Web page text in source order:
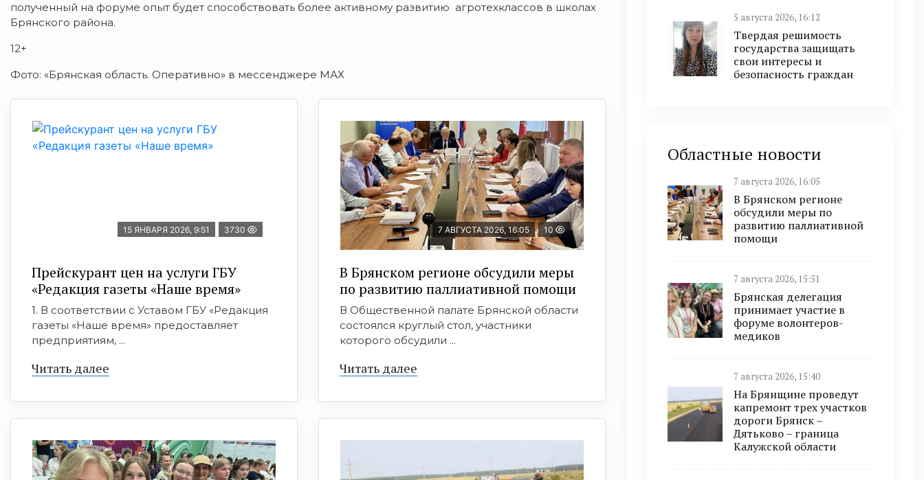
полученный на форуме опыт будет способствовать более активному развитию агротехклассов в школах
Брянского района.
12+
Фото: «Брянская область. Оперативно» в мессенджере МАХ
15 ЯНВАРЯ 2026, 9:51 3730
Прейскурант цен на услуги ГБУ
«Редакция газеты «Наше время»
1. В соответствии с Уставом ГБУ «Редакция
газеты «Наше время» предоставляет
предприятиям, ...
Читать далее
7 АВГУСТА 2026, 16:05 10
В Брянском регионе обсудили меры
по развитию паллиативной помощи
В Общественной палате Брянской области
состоялся круглый стол, участники
которого обсудили ...
Читать далее
5 августа 2026, 16:12
Твердая решимость
государства защищать
свои интересы и
безопасность граждан
Областные новости
7 августа 2026, 16:05
В Брянском регионе
обсудили меры по
развитию паллиативной
помощи
7 августа 2026, 15:51
Брянская делегация
принимает участие в
форуме волонтеров-
медиков
7 августа 2026, 15:40
На Брянщине проведут
капремонт трех участков
дороги Брянск –
Дятьково – граница
Калужской области